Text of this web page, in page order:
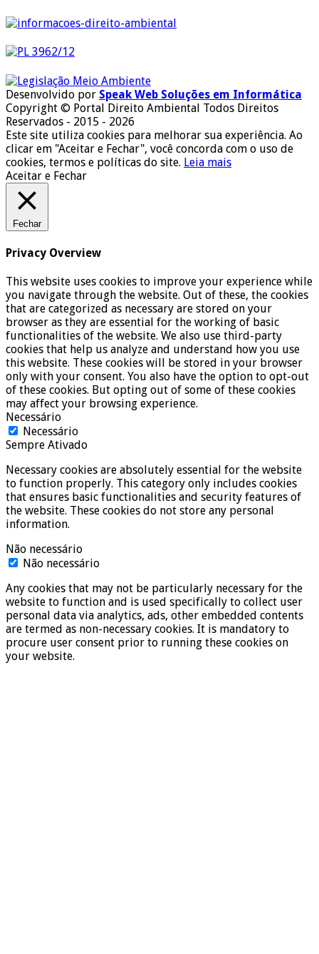
Desenvolvido por Speak Web Soluções em Informática
Copyright © Portal Direito Ambiental Todos Direitos
Reservados - 2015 - 2026
Este site utiliza cookies para melhorar sua experiência. Ao
clicar em "Aceitar e Fechar", você concorda com o uso de
cookies, termos e políticas do site. Leia mais
Aceitar e Fechar
Fechar
Privacy Overview
This website uses cookies to improve your experience while
you navigate through the website. Out of these, the cookies
that are categorized as necessary are stored on your
browser as they are essential for the working of basic
functionalities of the website. We also use third-party
cookies that help us analyze and understand how you use
this website. These cookies will be stored in your browser
only with your consent. You also have the option to opt-out
of these cookies. But opting out of some of these cookies
may affect your browsing experience.
Necessário
Necessário
Sempre Ativado
Necessary cookies are absolutely essential for the website
to function properly. This category only includes cookies
that ensures basic functionalities and security features of
the website. These cookies do not store any personal
information.
Não necessário
Não necessário
Any cookies that may not be particularly necessary for the
website to function and is used specifically to collect user
personal data via analytics, ads, other embedded contents
are termed as non-necessary cookies. It is mandatory to
procure user consent prior to running these cookies on
your website.